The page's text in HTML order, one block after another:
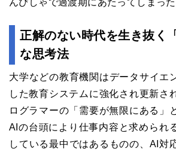
んぴしゃで過渡期にあたってしまっ
正解のない時代を生き抜く
な思考法
大学などの教育機関はデータサイエ
した教育システムに強化され更新さ
ログラマーの「需要が無限にある」
AIの台頭により仕事内容と求められ
している最中ではあるものの、AI対